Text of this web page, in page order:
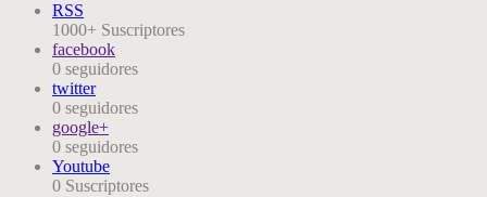
RSS
1000+ Suscriptores
facebook
0 seguidores
twitter
0 seguidores
google+
0 seguidores
Youtube
0 Suscriptores